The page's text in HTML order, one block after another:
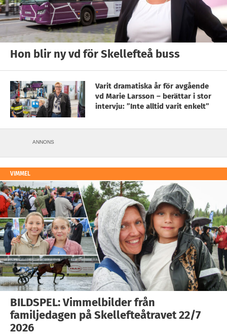
Hon blir ny vd för Skellefteå buss
Varit dramatiska år för avgående
vd Marie Larsson – berättar i stor
intervju: ”Inte alltid varit enkelt”
ANNONS
VIMMEL
BILDSPEL: Vimmelbilder från
familjedagen på Skellefteåtravet 22/7
2026